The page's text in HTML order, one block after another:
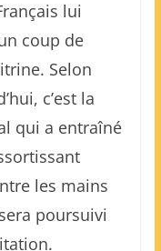
lui
coup de
Selon
c’est la
qui a entraîné
les mains
poursuivi